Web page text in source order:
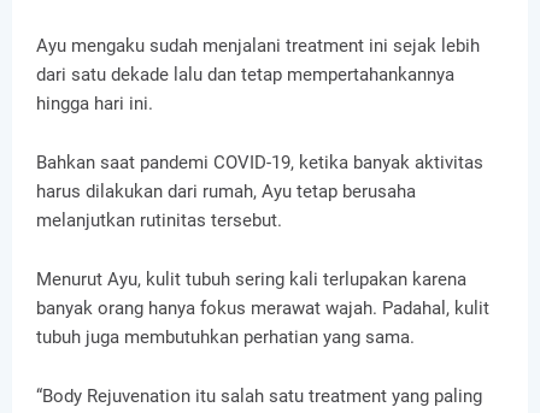
Ayu mengaku sudah menjalani treatment ini sejak lebih
dari satu dekade lalu dan tetap mempertahankannya
hingga hari ini.
Bahkan saat pandemi COVID-19, ketika banyak aktivitas
harus dilakukan dari rumah, Ayu tetap berusaha
melanjutkan rutinitas tersebut.
Menurut Ayu, kulit tubuh sering kali terlupakan karena
banyak orang hanya fokus merawat wajah. Padahal, kulit
tubuh juga membutuhkan perhatian yang sama.
“Body Rejuvenation itu salah satu treatment yang paling